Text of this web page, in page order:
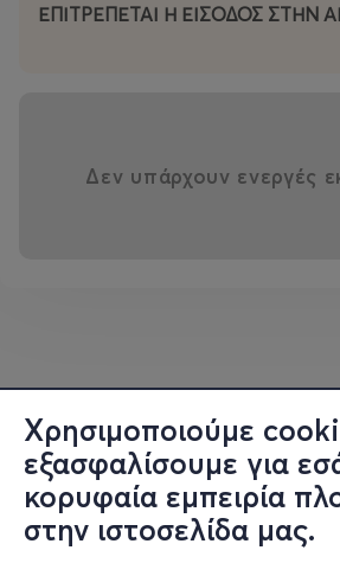
Χρησιμοποιούμε
εξασφαλίσουμε για
κορυφαία εμπειρία
στην ιστοσελίδα μας.
ΕΠΙΤΡΕΠΕΤΑΙ Η ΕΙΣΟΔΟΣ ΣΤΗΝ
Δεν υπάρχουν ενεργές